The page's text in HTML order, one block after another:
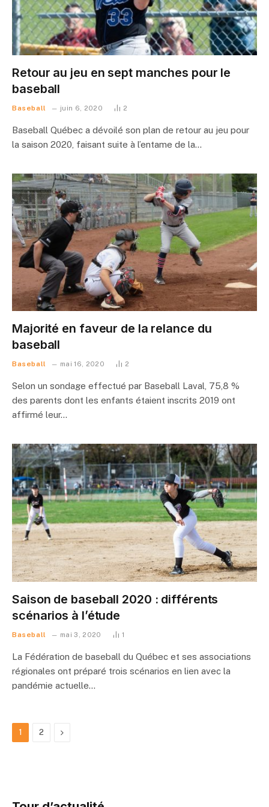
Retour au jeu en sept manches pour le
baseball
Baseball juin 6, 2020 2
Baseball Québec a dévoilé son plan de retour au jeu pour
la saison 2020, faisant suite à l’entame de la…
Majorité en faveur de la relance du
baseball
Baseball mai 16, 2020 2
Selon un sondage effectué par Baseball Laval, 75,8 %
des parents dont les enfants étaient inscrits 2019 ont
affirmé leur…
Saison de baseball 2020 : différents
scénarios à l’étude
Baseball mai 3, 2020 1
La Fédération de baseball du Québec et ses associations
régionales ont préparé trois scénarios en lien avec la
pandémie actuelle…
1 2 Suivant